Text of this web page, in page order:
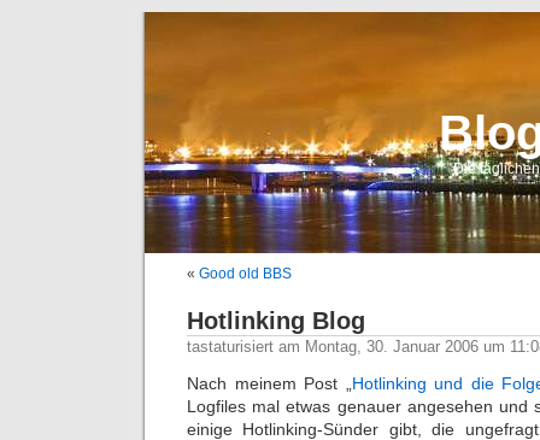
Die
« Good old BBS
Hotlinking Blog
tastaturisiert am Montag, 30. Januar 2006 um
Nach meinem Post „ Hotlinking und die
Logfiles mal etwas genauer angesehen und
einige Hotlinking-Sünder gibt, die